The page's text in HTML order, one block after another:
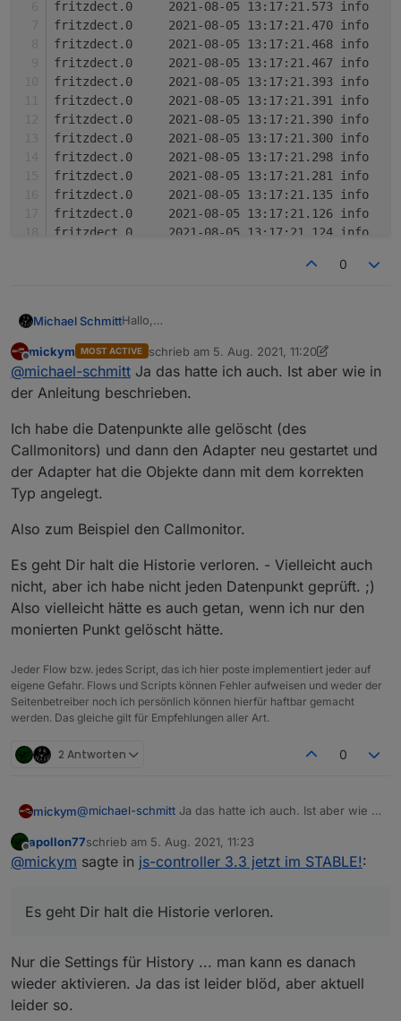
0
Michael SchmittHallo,
Offline
mickym MOST ACTIVE schrieb am 5. Aug. 2021, 11:20
zuletzt editiert von mickym8. Mai 2021, 13:23
@michael-schmitt Ja das hatte ich auch. Ist aber wie in
der Anleitung beschrieben.
Ich habe die Datenpunkte alle gelöscht (des
Callmonitors) und dann den Adapter neu gestartet und
der Adapter hat die Objekte dann mit dem korrekten
Typ angelegt.
Also zum Beispiel den Callmonitor.
Es geht Dir halt die Historie verloren. - Vielleicht auch
nicht, aber ich habe nicht jeden Datenpunkt geprüft. ;)
Also vielleicht hätte es auch getan, wenn ich nur den
monierten Punkt gelöscht hätte.
Jeder Flow bzw. jedes Script, das ich hier poste implementiert jeder auf
eigene Gefahr. Flows und Scripts können Fehler aufweisen und weder der
Seitenbetreiber noch ich persönlich können hierfür haftbar gemacht
werden. Das gleiche gilt für Empfehlungen aller Art.
2 Antworten 0
mickym@michael-schmitt Ja das hatte ich auch. Ist aber wie in
Ich habe die Datenpunkte alle gelöscht (des
Callmonitors) und dann den Adapter neu gestartet und
Es geht Dir halt die Historie verloren. - Vielleicht auch
monierten Punkt gelöscht hätte.
Offline
apollon77schrieb am 5. Aug. 2021, 11:23
zuletzt editiert von
@mickym sagte in js-controller 3.3 jetzt im STABLE!:
Es geht Dir halt die Historie verloren.
Nur die Settings für History ... man kann es danach
wieder aktivieren. Ja das ist leider blöd, aber aktuell
leider so.